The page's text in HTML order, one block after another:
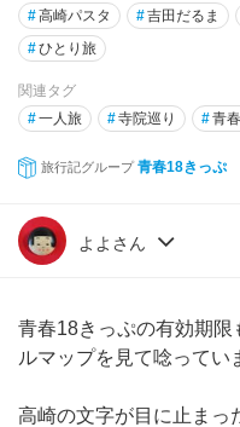
#高崎パスタ #吉田だるま
#ひとり旅
関連タグ
#一人旅 #寺院巡り #青
旅行記グループ 青春18きっぷ
よよさん
青春18きっぷの有効期
ルマップを見て唸ってい
高崎の文字が目に止まっ